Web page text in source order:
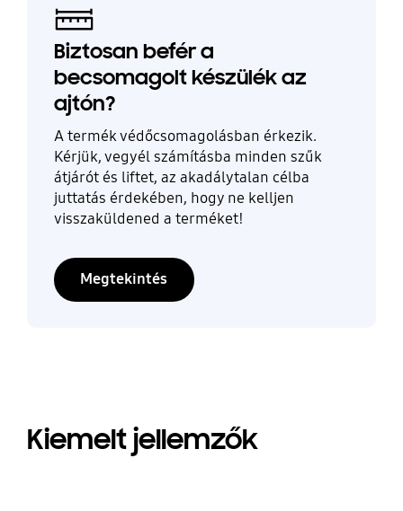
Biztosan befér a
becsomagolt készülék az
ajtón?
A termék védőcsomagolásban érkezik.
Kérjük, vegyél számításba minden szűk
átjárót és liftet, az akadálytalan célba
juttatás érdekében, hogy ne kelljen
visszaküldened a terméket!
Megtekintés
Kiemelt jellemzők